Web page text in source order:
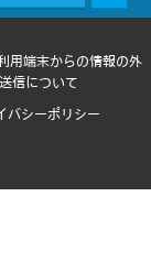
用端末からの情報の外
信について
バシーポリシー